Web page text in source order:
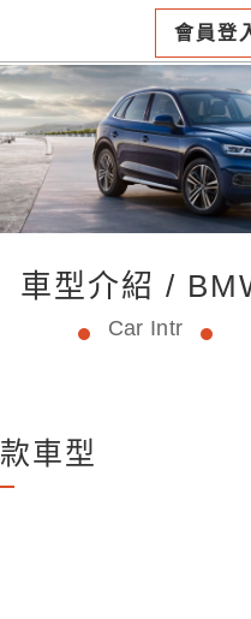
會員登
車型介紹 /
Car Intr
款車型